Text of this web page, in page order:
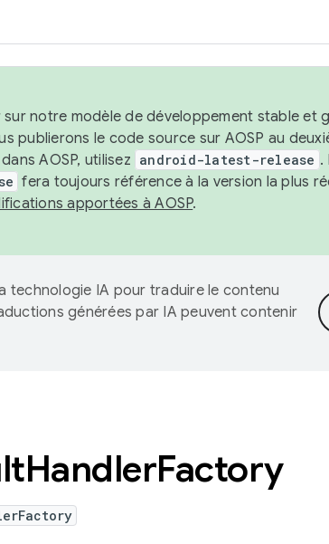
notre modèle de développement stable et
publierons le code source sur AOSP au
AOSP, utilisez android-latest-release .
fera toujours référence à la version la plus
apportées à AOSP.
technologie IA pour traduire le contenu
générées par IA peuvent contenir
HandlerFactory